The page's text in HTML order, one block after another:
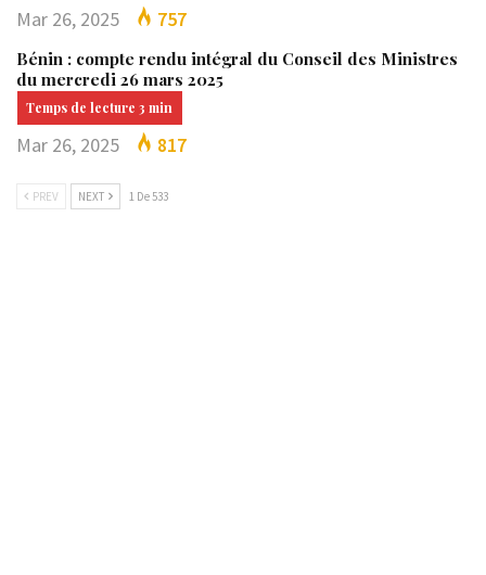
Mar 26, 2025 757
Bénin : compte rendu intégral du Conseil des Ministres
du mercredi 26 mars 2025
Mar 26, 2025 817
PREV NEXT 1 De 533